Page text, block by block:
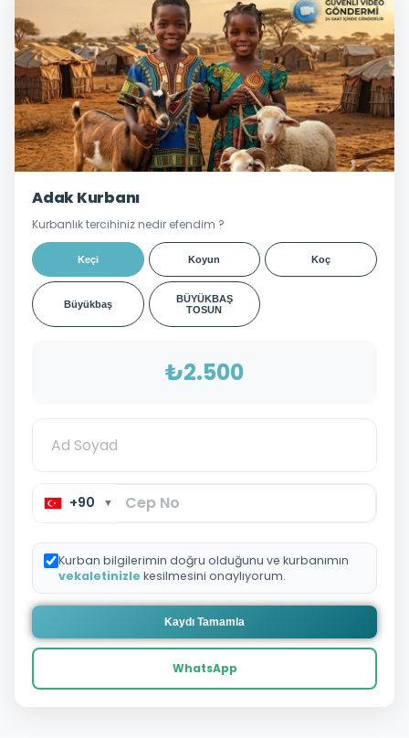
Adak Kurbanı
Kurbanlık tercihiniz nedir efendim ?
Keçi Koyun Koç
Büyükbaş
BÜYÜKBAŞ
TOSUN
₺2.500
+90 ▼
Kurban bilgilerimin doğru olduğunu ve kurbanımın
vekaletinizle kesilmesini onaylıyorum.
Kaydı Tamamla
WhatsApp